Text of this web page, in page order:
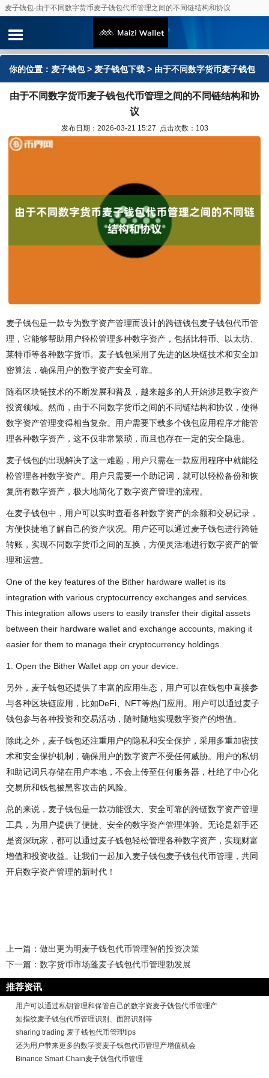
麦子钱包-由于不同数字货币麦子钱包代币管理之间的不同链结构和协议
你的位置： 麦子钱包> 麦子钱包下载 > 由于不同数字货币麦子钱包
代币管理之间的不同链结构和协议
由于不同数字货币麦子钱包代币管理之间的不同链结构和协
议
发布日期：2026-03-21 15:27 点击次数：103
麦子钱包是一款专为数字资产管理而设计的跨链钱包麦子钱包代币管
理，它能够帮助用户轻松管理多种数字资产，包括比特币、以太坊、
莱特币等各种数字货币。麦子钱包采用了先进的区块链技术和安全加
密算法，确保用户的数字资产安全可靠。
随着区块链技术的不断发展和普及，越来越多的人开始涉足数字资产
投资领域。然而，由于不同数字货币之间的不同链结构和协议，使得
数字资产管理变得相当复杂。用户需要下载多个钱包应用程序才能管
理各种数字资产，这不仅非常繁琐，而且也存在一定的安全隐患。
麦子钱包的出现解决了这一难题，用户只需在一款应用程序中就能轻
松管理各种数字资产。用户只需要一个助记词，就可以轻松备份和恢
复所有数字资产，极大地简化了数字资产管理的流程。
在麦子钱包中，用户可以实时查看各种数字资产的余额和交易记录，
方便快捷地了解自己的资产状况。用户还可以通过麦子钱包进行跨链
转账，实现不同数字货币之间的互换，方便灵活地进行数字资产的管
理和运营。
One of the key features of the Bither hardware wallet is its
integration with various cryptocurrency exchanges and services.
This integration allows users to easily transfer their digital assets
between their hardware wallet and exchange accounts, making it
easier for them to manage their cryptocurrency holdings.
1. Open the Bither Wallet app on your device.
另外，麦子钱包还提供了丰富的应用生态，用户可以在钱包中直接参
与各种区块链应用，比如DeFi、NFT等热门应用。用户可以通过麦子
钱包参与各种投资和交易活动，随时随地实现数字资产的增值。
除此之外，麦子钱包还注重用户的隐私和安全保护，采用多重加密技
术和安全保护机制，确保用户的数字资产不受任何威胁。用户的私钥
和助记词只存储在用户本地，不会上传至任何服务器，杜绝了中心化
交易所和钱包被黑客攻击的风险。
总的来说，麦子钱包是一款功能强大、安全可靠的跨链数字资产管理
工具，为用户提供了便捷、安全的数字资产管理体验。无论是新手还
是资深玩家，都可以通过麦子钱包轻松管理各种数字资产，实现财富
增值和投资收益。让我们一起加入麦子钱包麦子钱包代币管理，共同
开启数字资产管理的新时代！
上一篇： 做出更为明麦子钱包代币管理智的投资决策
下一篇： 数字货币市场蓬麦子钱包代币管理勃发展
推荐资讯
用户可以通过私钥管理和保管自己的数字资麦子钱包代币管理产
如指纹麦子钱包代币管理识别、面部识别等
sharing trading 麦子钱包代币管理tips
还为用户带来更多的数字资麦子钱包代币管理产增值机会
Binance Smart Chain麦子钱包代币管理